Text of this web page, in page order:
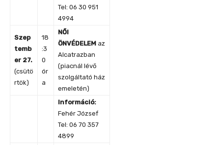
Tel: 06 30 951
4994
Szep
temb
er 27.
(csütö
rtök)
18
:3
0
ór
a
NŐI
ÖNVÉDELEM az
Alcatrazban
(piacnál lévő
szolgáltató ház
emeletén)
Információ:
Fehér József
Tel: 06 70 357
4899